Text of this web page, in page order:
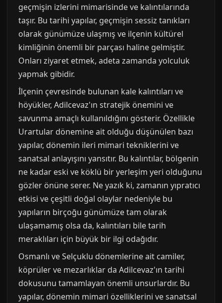
geçmişin izlerini mimarisinde ve kalıntılarında
taşır. Bu tarihi yapılar, geçmişin sessiz tanıkları
olarak günümüze ulaşmış ve ilçenin kültürel
kimliğinin önemli bir parçası haline gelmiştir.
Onları ziyaret etmek, adeta zamanda yolculuk
yapmak gibidir.
İlçenin çevresinde bulunan kale kalıntıları ve
höyükler, Adilcevaz'ın stratejik önemini ve
savunma amaçlı kullanıldığını gösterir. Özellikle
Urartular dönemine ait olduğu düşünülen bazı
yapılar, dönemin ileri mimari tekniklerini ve
sanatsal anlayışını yansıtır. Bu kalıntılar, bölgenin
ne kadar eski ve köklü bir yerleşim yeri olduğunu
gözler önüne serer. Ne yazık ki, zamanın yıpratıcı
etkisi ve çeşitli doğal olaylar nedeniyle bu
yapıların birçoğu günümüze tam olarak
ulaşamamış olsa da, kalıntıları bile tarih
meraklıları için büyük bir ilgi odağıdır.
Osmanlı ve Selçuklu dönemlerine ait camiler,
köprüler ve mezarlıklar da Adilcevaz'ın tarihi
dokusunu tamamlayan önemli unsurlardır. Bu
yapılar, dönemin mimari özelliklerini ve sanatsal